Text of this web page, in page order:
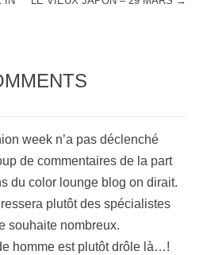
week n’a pas déclenché
de commentaires de la part
du color lounge blog on dirait.
plutôt des spécialistes
souhaite nombreux.
homme est plutôt drôle là…!